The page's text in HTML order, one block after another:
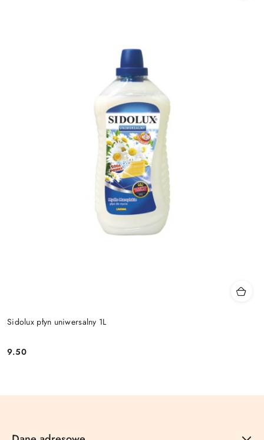
Sidolux płyn uniwersalny 1L
Cena:
9.50